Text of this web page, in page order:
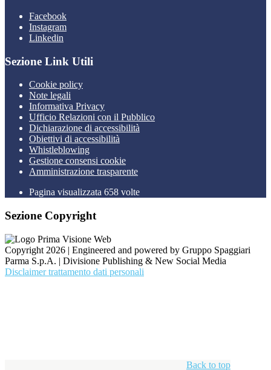
Facebook
Instagram
Linkedin
Sezione Link Utili
Cookie policy
Note legali
Informativa Privacy
Ufficio Relazioni con il Pubblico
Dichiarazione di accessibilità
Obiettivi di accessibilità
Whistleblowing
Gestione consensi cookie
Amministrazione trasparente
Pagina visualizzata 658 volte
Sezione Copyright
Copyright 2026 | Engineered and powered by Gruppo Spaggiari
Parma S.p.A. | Divisione Publishing & New Social Media
Disclaimer trattamento dati personali
Back to top